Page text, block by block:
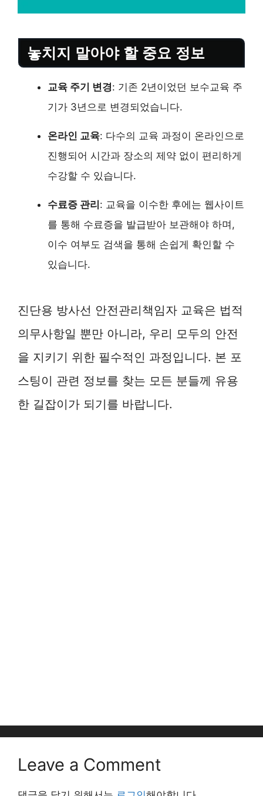
놓치지 말아야 할 중요 정보
교육 주기 변경: 기존 2년이었던 보수교육 주
기가 3년으로 변경되었습니다.
온라인 교육: 다수의 교육 과정이 온라인으로
진행되어 시간과 장소의 제약 없이 편리하게
수강할 수 있습니다.
수료증 관리 : 교육을 이수한 후에는 웹사이트
를 통해 수료증을 발급받아 보관해야 하며,
이수 여부도 검색을 통해 손쉽게 확인할 수
있습니다.
진단용 방사선 안전관리책임자 교육은 법적
의무사항일 뿐만 아니라, 우리 모두의 안전
을 지키기 위한 필수적인 과정입니다. 본 포
스팅이 관련 정보를 찾는 모든 분들께 유용
한 길잡이가 되기를 바랍니다.
Leave a Comment